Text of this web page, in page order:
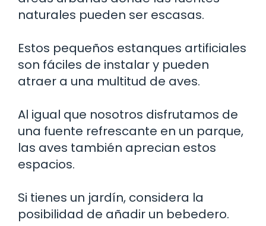
naturales pueden ser escasas.
Estos pequeños estanques artificiales
son fáciles de instalar y pueden
atraer a una multitud de aves.
Al igual que nosotros disfrutamos de
una fuente refrescante en un parque,
las aves también aprecian estos
espacios.
Si tienes un jardín, considera la
posibilidad de añadir un bebedero.